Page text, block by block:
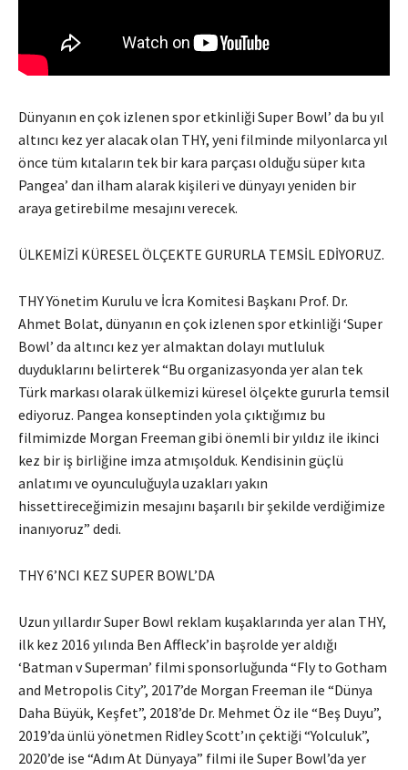
Dünyanın en çok izlenen spor etkinliği Super Bowl’ da bu yıl
altıncı kez yer alacak olan THY, yeni filminde milyonlarca yıl
önce tüm kıtaların tek bir kara parçası olduğu süper kıta
Pangea’ dan ilham alarak kişileri ve dünyayı yeniden bir
araya getirebilme mesajını verecek.
ÜLKEMİZİ KÜRESEL ÖLÇEKTE GURURLA TEMSİL EDİYORUZ.
THY Yönetim Kurulu ve İcra Komitesi Başkanı Prof. Dr.
Ahmet Bolat, dünyanın en çok izlenen spor etkinliği ‘Super
Bowl’ da altıncı kez yer almaktan dolayı mutluluk
duyduklarını belirterek “Bu organizasyonda yer alan tek
Türk markası olarak ülkemizi küresel ölçekte gururla temsil
ediyoruz. Pangea konseptinden yola çıktığımız bu
filmimizde Morgan Freeman gibi önemli bir yıldız ile ikinci
kez bir iş birliğine imza atmışolduk. Kendisinin güçlü
anlatımı ve oyunculuğuyla uzakları yakın
hissettireceğimizin mesajını başarılı bir şekilde verdiğimize
inanıyoruz” dedi.
THY 6’NCI KEZ SUPER BOWL’DA
Uzun yıllardır Super Bowl reklam kuşaklarında yer alan THY,
ilk kez 2016 yılında Ben Affleck’in başrolde yer aldığı
‘Batman v Superman’ filmi sponsorluğunda “Fly to Gotham
and Metropolis City”, 2017’de Morgan Freeman ile “Dünya
Daha Büyük, Keşfet”, 2018’de Dr. Mehmet Öz ile “Beş Duyu”,
2019’da ünlü yönetmen Ridley Scott’ın çektiği “Yolculuk”,
2020’de ise “Adım At Dünyaya” filmi ile Super Bowl’da yer